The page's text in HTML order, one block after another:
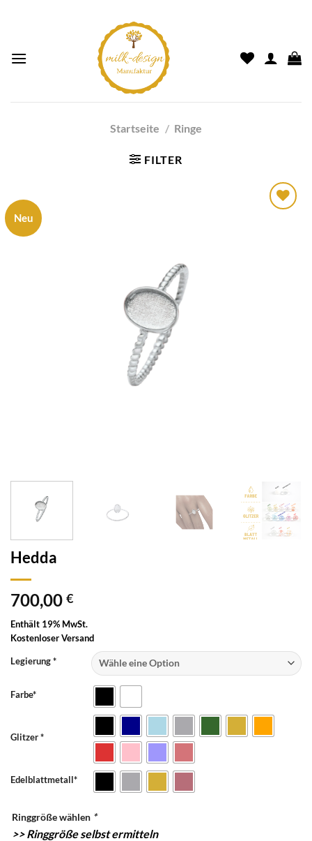
Startseite / Ringe
FILTER
Neu
Hedda
700,00 €
Enthält 19% MwSt.
Kostenloser Versand
Legierung *
Farbe*
Glitzer *
Edelblattmetall*
Ringgröße wählen *
>>Ringgröße selbst ermitteln